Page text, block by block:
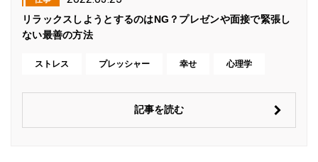
リラックスしようとするのはNG？プレゼンや面接で緊張し
ない最善の方法
ストレス プレッシャー 幸せ 心理学
記事を読む